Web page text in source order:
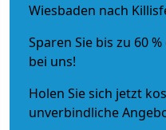
Wiesbaden nach
Sparen Sie bis zu 60
bei uns!
Holen Sie sich jetzt
unverbindliche